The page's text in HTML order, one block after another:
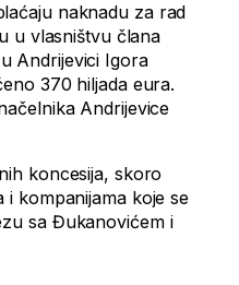
naknadu za rad
u vlasništvu člana
Andrijevici Igora
370 hiljada eura.
Andrijevice
koncesija, skoro
i kompanijama koje se
sa Đukanovićem i